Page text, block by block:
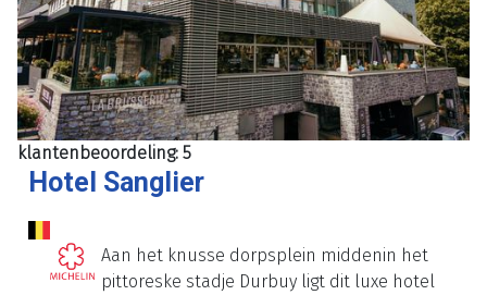
klantenbeoordeling: 5
Hotel Sanglier
Aan het knusse dorpsplein middenin het
pittoreske stadje Durbuy ligt dit luxe hotel